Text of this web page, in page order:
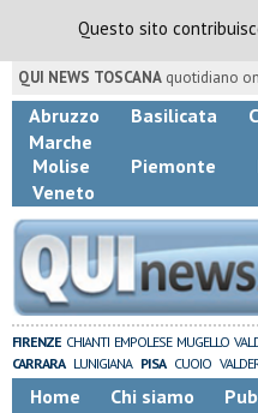
Questo sito
QUI NEWS TOSCANA quotidiano
Abruzzo Basilicata
Marche
Molise
Piemonte
Veneto
FIRENZE CHIANTI EMPOLESE MUGELLO
CARRARA LUNIGIANA PISA CUOIO
Home Chi siamo